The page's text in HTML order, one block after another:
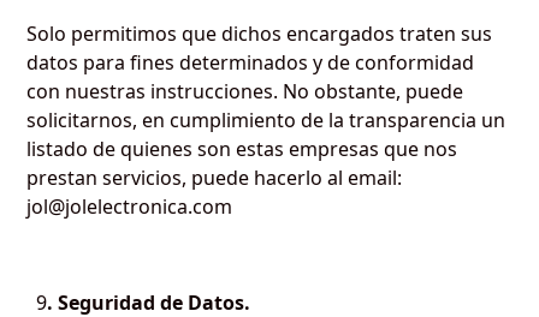
Solo permitimos que dichos encargados traten sus
datos para fines determinados y de conformidad
con nuestras instrucciones. No obstante, puede
solicitarnos, en cumplimiento de la transparencia un
listado de quienes son estas empresas que nos
prestan servicios, puede hacerlo al email:
jol@jolelectronica.com
9. Seguridad de Datos.